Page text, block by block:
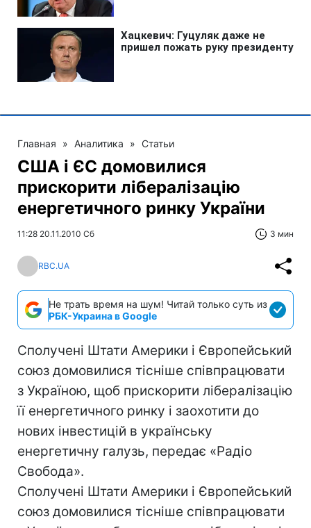
Главная » Аналитика » Статьи
США і ЄС домовилися
прискорити лібералізацію
енергетичного ринку України
11:28 20.11.2010 Сб 3 мин
RBC.UA
Не трать время на шум! Читай только суть из
РБК-Украина в Google
Сполучені Штати Америки і Європейський
союз домовилися тісніше співпрацювати
з Україною, щоб прискорити лібералізацію
її енергетичного ринку і заохотити до
нових інвестицій в українську
енергетичну галузь, передає «Радіо
Свобода».
Сполучені Штати Америки і Європейський
союз домовилися тісніше співпрацювати